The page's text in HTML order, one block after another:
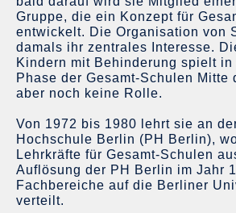
Gruppe, die ein Konzept für
entwickelt. Die Organisation von
damals ihr zentrales Interesse.
Kindern mit Behinderung spielt
Phase der Gesamt-Schulen Mitte
aber noch keine Rolle.
Von 1972 bis 1980 lehrt sie an
Hochschule Berlin (PH Berlin),
Lehrkräfte für Gesamt-Schulen
Auflösung der PH Berlin im Jahr
Fachbereiche auf die Berliner
verteilt.